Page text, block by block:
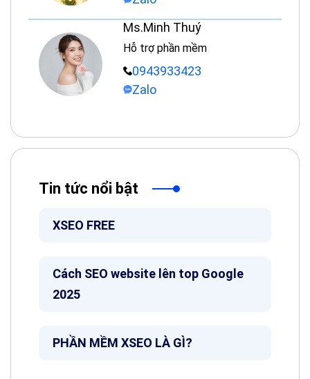
Ms.Minh Thuý
Hỗ trợ phần mềm
0943933423
Zalo
Tin tức nổi bật
XSEO FREE
Cách SEO website lên top Google
2025
PHẦN MỀM XSEO LÀ GÌ?